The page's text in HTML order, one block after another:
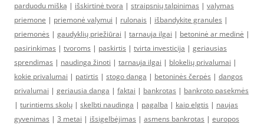
parduodu mišką | išskirtinė tvora | straipsnių talpinimas | valymas
priemone | priemonė valymui | rulonais | išbandykite granules |
priemonės | gaudyklių priežiūrai | tarnauja ilgai | betoninė ar medinė |
pasirinkimas | tvoroms | paskirtis | tvirta investicija | geriausias
sprendimas | naudinga žinoti | tarnauja ilgai | blokelių privalumai |
kokie privalumai | patirtis | stogo danga | betoninės čerpės | dangos
privalumai | geriausia danga | faktai | bankrotas | bankroto pasekmės
| turintiems skolų | skelbti naudinga | pagalba | kaip elgtis | naujas
gyvenimas | 3 metai | išsigelbėjimas | asmens bankrotas | europos